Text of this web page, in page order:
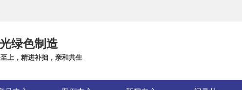
绿色制造
上，精进补拙，亲和共生